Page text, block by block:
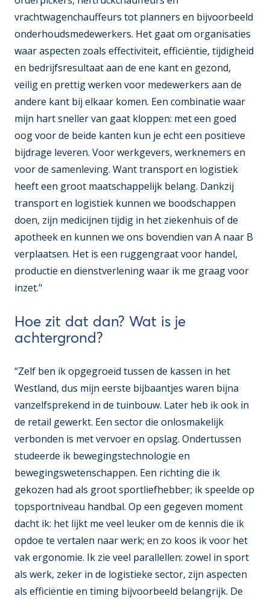
vrachtwagenchauffeurs tot planners en bijvoorbeeld
onderhoudsmedewerkers. Het gaat om organisaties
waar aspecten zoals effectiviteit, efficiëntie, tijdigheid
en bedrijfsresultaat aan de ene kant en gezond,
veilig en prettig werken voor medewerkers aan de
andere kant bij elkaar komen. Een combinatie waar
mijn hart sneller van gaat kloppen: met een goed
oog voor de beide kanten kun je echt een positieve
bijdrage leveren. Voor werkgevers, werknemers en
voor de samenleving. Want transport en logistiek
heeft een groot maatschappelijk belang. Dankzij
transport en logistiek kunnen we boodschappen
doen, zijn medicijnen tijdig in het ziekenhuis of de
apotheek en kunnen we ons bovendien van A naar B
verplaatsen. Het is een ruggengraat voor handel,
productie en dienstverlening waar ik me graag voor
inzet."
Hoe zit dat dan? Wat is je
achtergrond?
“Zelf ben ik opgegroeid tussen de kassen in het
Westland, dus mijn eerste bijbaantjes waren bijna
vanzelfsprekend in de tuinbouw. Later heb ik ook in
de retail gewerkt. Een sector die onlosmakelijk
verbonden is met vervoer en opslag. Ondertussen
studeerde ik bewegingstechnologie en
bewegingswetenschappen. Een richting die ik
gekozen had als groot sportliefhebber; ik speelde op
topsportniveau handbal. Op een gegeven moment
dacht ik: het lijkt me veel leuker om de kennis die ik
opdoe te vertalen naar werk; en zo koos ik voor het
vak ergonomie. Ik zie veel parallellen: zowel in sport
als werk, zeker in de logistieke sector, zijn aspecten
als efficiëntie en timing bijvoorbeeld belangrijk. De